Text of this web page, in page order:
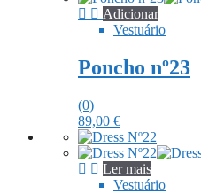
Adicionar
Vestuário
Poncho nº23
(0)
89,00 €
Ler mais
Vestuário